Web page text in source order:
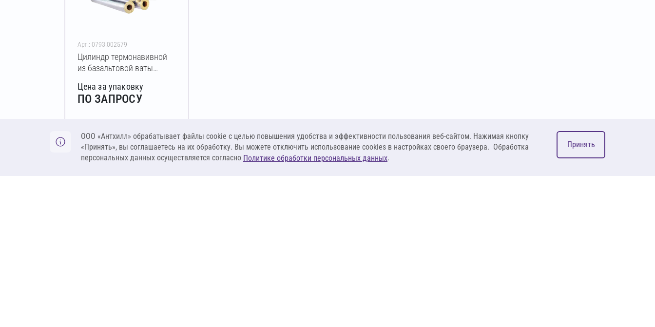
Арт.: 0793.002579
Цилиндр термонавивной
из базальтовой ваты
50х76-1200 мм
Цена за упаковку
ПО ЗАПРОСУ
Оставить заявку
ООО «Антхилл» обрабатывает файлы cookie c целью повышения удобства и эффективности пользования веб-сайтом. Нажимая кнопку
«Принять», вы соглашаетесь на их обработку. Вы можете отключить использование cookies в настройках своего браузера. Обработка
персональных данных осуществляется согласно Политике обработки персональных данных.
Принять